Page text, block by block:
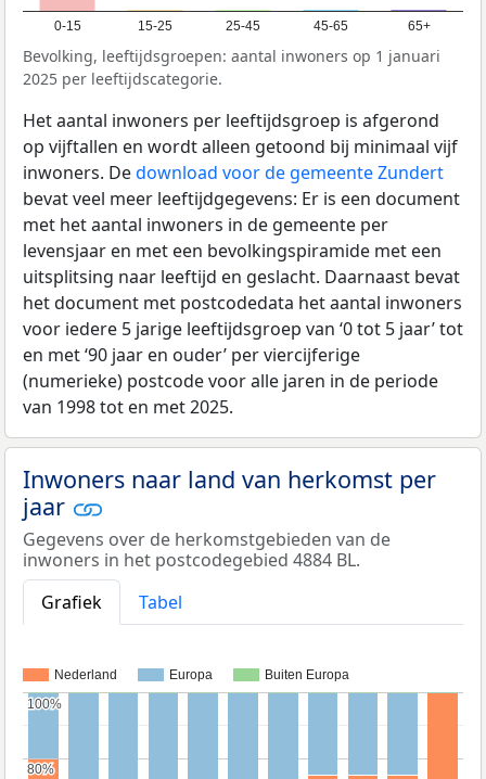
0-15 15-25 25-45 45-65 65+
Bevolking, leeftijdsgroepen: aantal inwoners op 1 januari
2025 per leeftijdscategorie.
Het aantal inwoners per leeftijdsgroep is afgerond
op vijftallen en wordt alleen getoond bij minimaal vijf
inwoners. Dedownload voor de gemeente Zundert
bevat veel meer leeftijdgegevens: Er is een document
met het aantal inwoners in de gemeente per
levensjaar en met een bevolkingspiramide met een
uitsplitsing naar leeftijd en geslacht. Daarnaast bevat
het document met postcodedata het aantal inwoners
voor iedere 5 jarige leeftijdsgroep van ‘0 tot 5 jaar’ tot
en met ‘90 jaar en ouder’ per viercijferige
(numerieke) postcode voor alle jaren in de periode
van 1998 tot en met 2025.
Inwoners naar land van herkomst per
jaar
Gegevens over de herkomstgebieden van de
inwoners in het postcodegebied 4884 BL.
Grafiek
Tabel
Nederland Europa Buiten Europa
80%
80%
100%
100%